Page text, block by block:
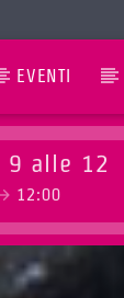
EVENTI
9 alle 12
12:00